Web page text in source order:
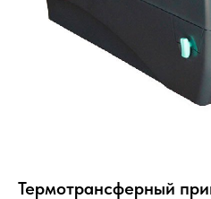
Термотрансферный